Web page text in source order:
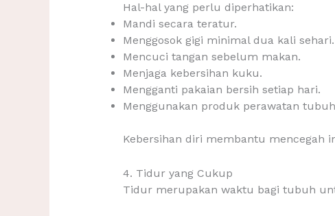
Hal-hal yang perlu diperhatikan:
Mandi secara teratur.
Menggosok gigi minimal dua kali sehari.
Mencuci tangan sebelum makan.
Menjaga kebersihan kuku.
Mengganti pakaian bersih setiap hari.
Menggunakan produk perawatan
Kebersihan diri membantu mencegah
4. Tidur yang Cukup
Tidur merupakan waktu bagi tubuh